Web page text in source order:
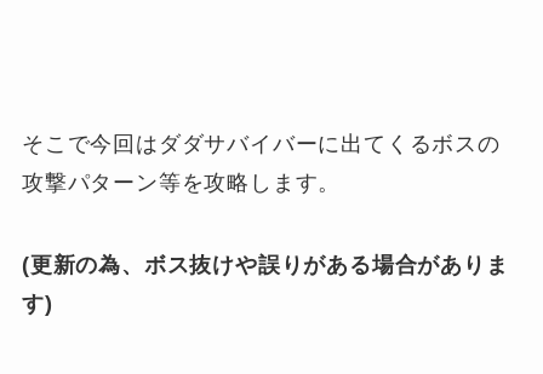
そこで今回はダダサバイバーに出てくるボスの
攻撃パターン等を攻略します。
(更新の為、ボス抜けや誤りがある場合がありま
す)